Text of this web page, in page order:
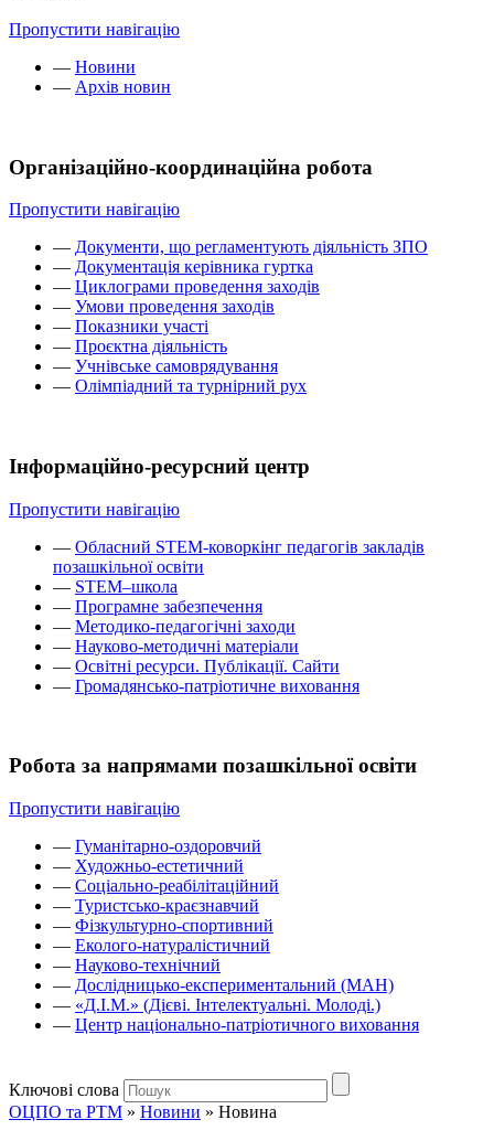
Пропустити навігацію
— Новини
— Архів новин
Організаційно-координаційна робота
Пропустити навігацію
— Документи, що регламентують діяльність ЗПО
— Документація керівника гуртка
— Циклограми проведення заходів
— Умови проведення заходів
— Показники участі
— Проєктна діяльність
— Учнівське самоврядування
— Олімпіадний та турнірний рух
Інформаційно-ресурсний центр
Пропустити навігацію
— Обласний STEM-коворкінг педагогів закладів
позашкільної освіти
— STEM–школа
— Програмне забезпечення
— Методико-педагогічні заходи
— Науково-методичні матеріали
— Освітні ресурси. Публікації. Сайти
— Громадянсько-патріотичне виховання
Робота за напрямами позашкільної освіти
Пропустити навігацію
— Гуманітарно-оздоровчий
— Художньо-естетичний
— Соціально-реабілітаційний
— Туристсько-краєзнавчий
— Фізкультурно-спортивний
— Еколого-натуралістичний
— Науково-технічний
— Дослідницько-експериментальний (МАН)
— «Д.І.М.» (Дієві. Інтелектуальні. Молоді.)
— Центр національно-патріотичного виховання
Ключові слова
ОЦПО та РТМ » Новини » Новина